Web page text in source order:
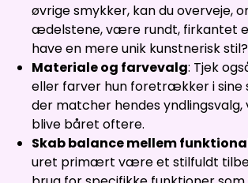
øvrige smykker, kan du overveje,
ædelstene, være rundt, firkantet
have en mere unik kunstnerisk stil?
Materiale og farvevalg: Tjek
eller farver hun foretrækker i sine
der matcher hendes yndlingsvalg,
blive båret oftere.
Skab balance mellem
uret primært være et stilfuldt